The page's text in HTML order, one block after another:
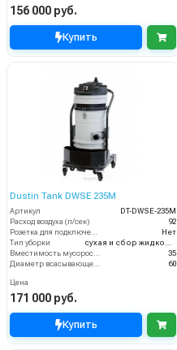
156 000 руб.
Купить
Dustin Tank DWSE 235M
Артикул
DT-DWSE-235M
Расход воздуха (л/сек)
92
Нет
Тип уборки
35
60
Цена
171 000 руб.
Купить